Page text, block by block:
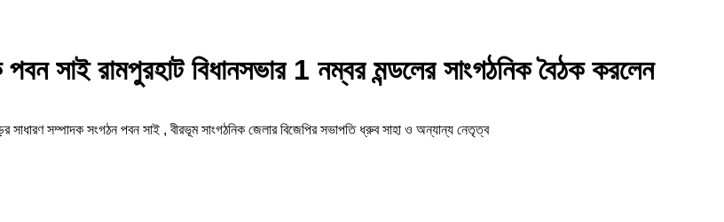
সাই রামপুরহাট বিধানসভার 1 নম্বর মন্ডলের সাংগঠনিক বৈঠক করলেন
সাধারণ সম্পাদক সংগঠন পবন সাই , বীরভূম সাংগঠনিক জেলার বিজেপির সভাপতি ধ্রুব সাহা ও অন্যান্য নেতৃত্ব